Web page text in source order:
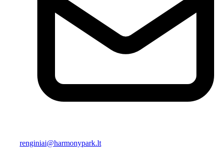
renginiai@harmonypark.lt